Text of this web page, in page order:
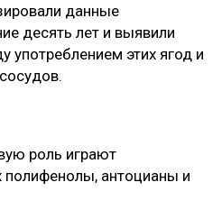
данные
десять лет и выявили
употреблением этих ягод и
роль играют
антоцианы и